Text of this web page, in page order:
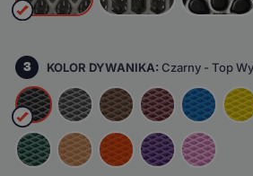
3 KOLOR DYWANIKA:Czarny - Top